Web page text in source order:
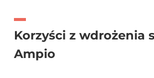
Korzyści z wdrożenia
Ampio